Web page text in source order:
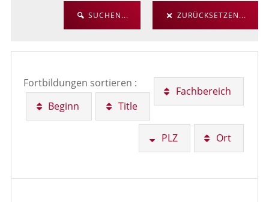
SUCHEN... ZURÜCKSETZEN...
Fortbildungen sortieren :
Fachbereich
Title
Beginn
Ort
PLZ